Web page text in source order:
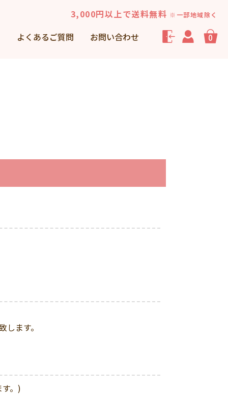
3,000円以上で送料無料 ※一部地域除く
よくあるご質問 お問い合わせ 0
ます。
。)